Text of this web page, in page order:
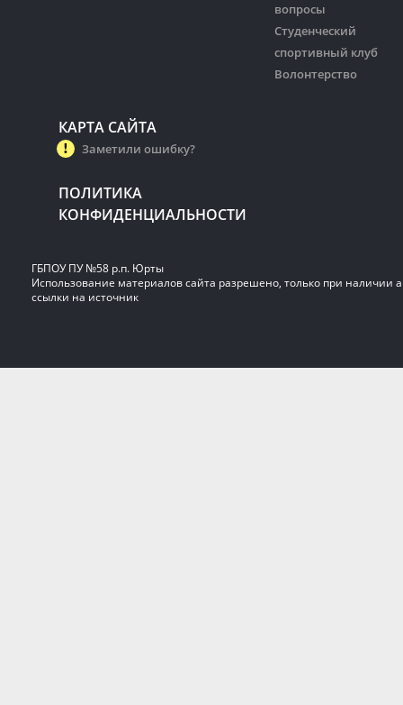
вопросы
Студенческий
спортивный клуб
Волонтерство
КАРТА САЙТА
Заметили ошибку?
ПОЛИТИКА
КОНФИДЕНЦИАЛЬНОСТИ
ГБПОУ ПУ №58 р.п. Юрты
Использование материалов сайта разрешено, только при наличии
ссылки на источник